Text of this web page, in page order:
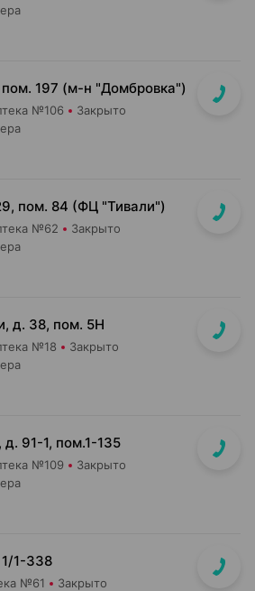
197 (м-н "Домбровка")
№106 Закрыто
пом. 84 (ФЦ "Тивали")
№62 Закрыто
д. 38, пом. 5Н
№18 Закрыто
91-1, пом.1-135
№109 Закрыто
1/1-338
№61 Закрыто